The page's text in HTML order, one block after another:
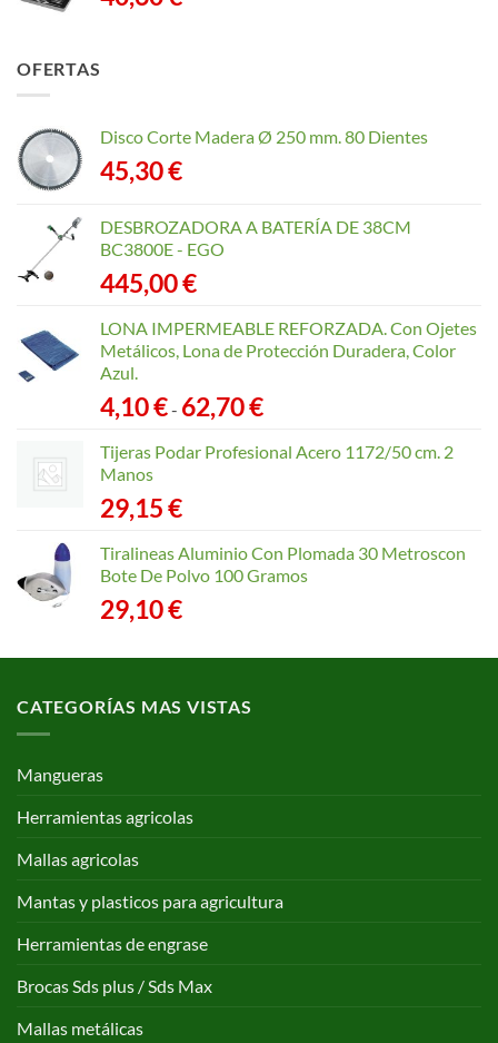
OFERTAS
Disco Corte Madera Ø 250 mm. 80 Dientes
45,30€
DESBROZADORA A BATERÍA DE 38CM
BC3800E - EGO
445,00€
LONA IMPERMEABLE REFORZADA. Con Ojetes
Metálicos, Lona de Protección Duradera, Color
Azul.
4,10€- 62,70€Rango
precios:
Tijeras Podar Profesional Acero 1172/50 cm. 2
Manos
29,15€
Tiralineas Aluminio Con Plomada 30 Metroscon
Bote De Polvo 100 Gramos
29,10€
CATEGORÍAS MAS VISTAS
Mangueras
Herramientas agricolas
Mallas agricolas
Mantas y plasticos para agricultura
Herramientas de engrase
Brocas Sds plus / Sds Max
Mallas metálicas